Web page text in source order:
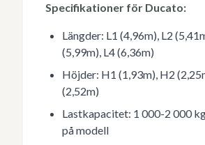
Specifikationer för Ducato:
Längder: L1 (4,96m), L2
(5,99m), L4 (6,36m)
Höjder: H1 (1,93m), H2
(2,52m)
Lastkapacitet: 1 000-2 000
på modell